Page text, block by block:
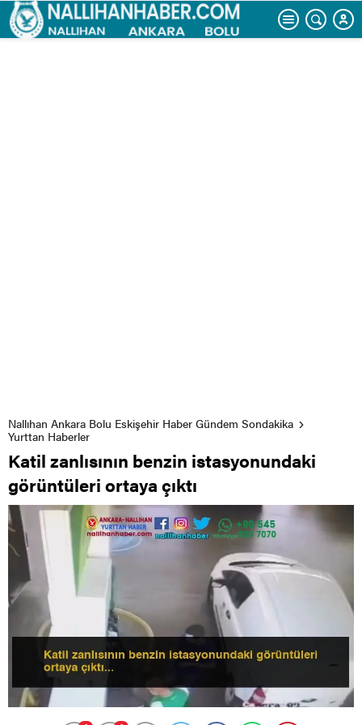
Nallıhan Ankara Bolu Eskişehir Haber Gündem Sondakika
Yurttan Haberler
Katil zanlısının benzin istasyonundaki
görüntüleri ortaya çıktı